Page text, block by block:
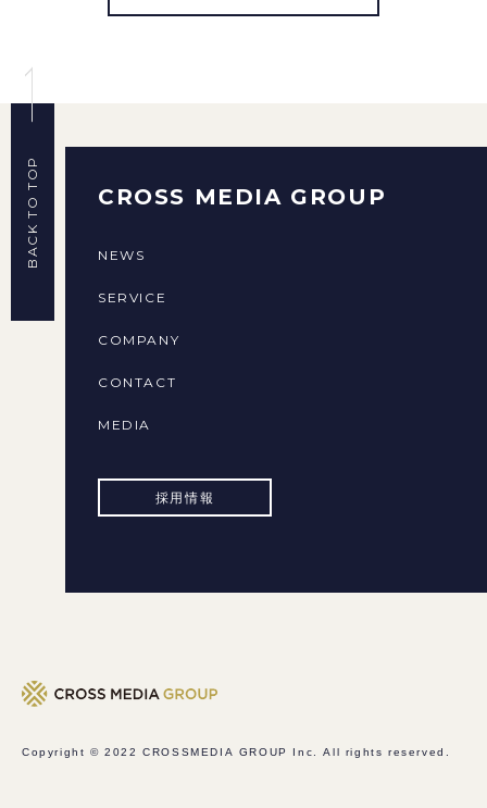
BACK TO TOP CROSS MEDIA GROUP
NEWS
SERVICE
COMPANY
CONTACT
MEDIA
採用情報
Copyright © 2022CROSSMEDIA GROUP Inc. All rights reserved.